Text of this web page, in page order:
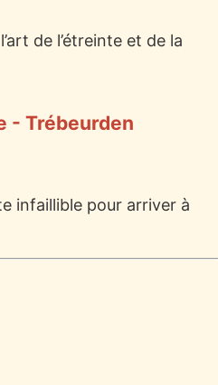
de l’étreinte et de la
- Trébeurden
infaillible pour arriver à